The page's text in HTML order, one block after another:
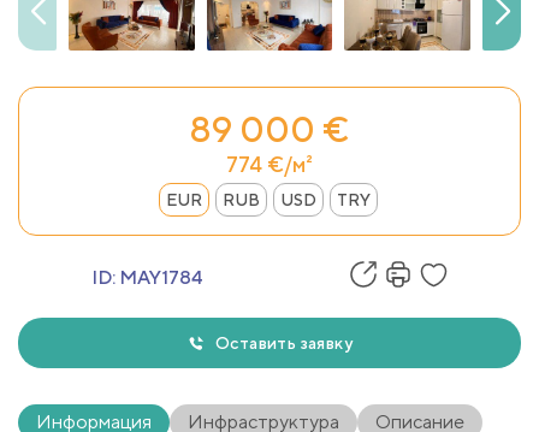
89 000 €
774 €/м²
EUR RUB USD TRY
ID: MAY1784
Оставить заявку
Информация Инфраструктура Описание